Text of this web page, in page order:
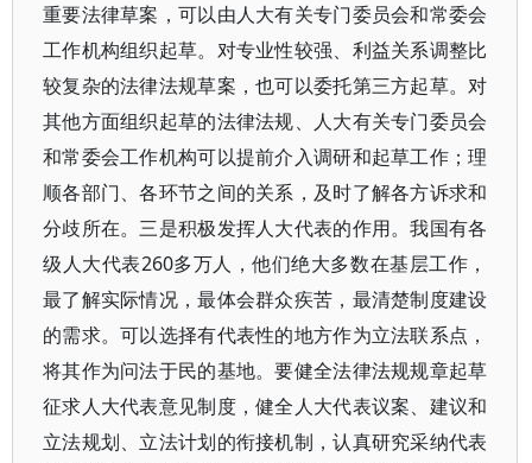
重要法律草案，可以由人大有关专门委员会和常委会
工作机构组织起草。对专业性较强、利益关系调整比
较复杂的法律法规草案，也可以委托第三方起草。对
其他方面组织起草的法律法规、人大有关专门委员会
和常委会工作机构可以提前介入调研和起草工作；理
顺各部门、各环节之间的关系，及时了解各方诉求和
分歧所在。三是积极发挥人大代表的作用。我国有各
级人大代表260多万人，他们绝大多数在基层工作，
最了解实际情况，最体会群众疾苦，最清楚制度建设
的需求。可以选择有代表性的地方作为立法联系点，
将其作为问法于民的基地。要健全法律法规规章起草
征求人大代表意见制度，健全人大代表议案、建议和
立法规划、立法计划的衔接机制，认真研究采纳代表